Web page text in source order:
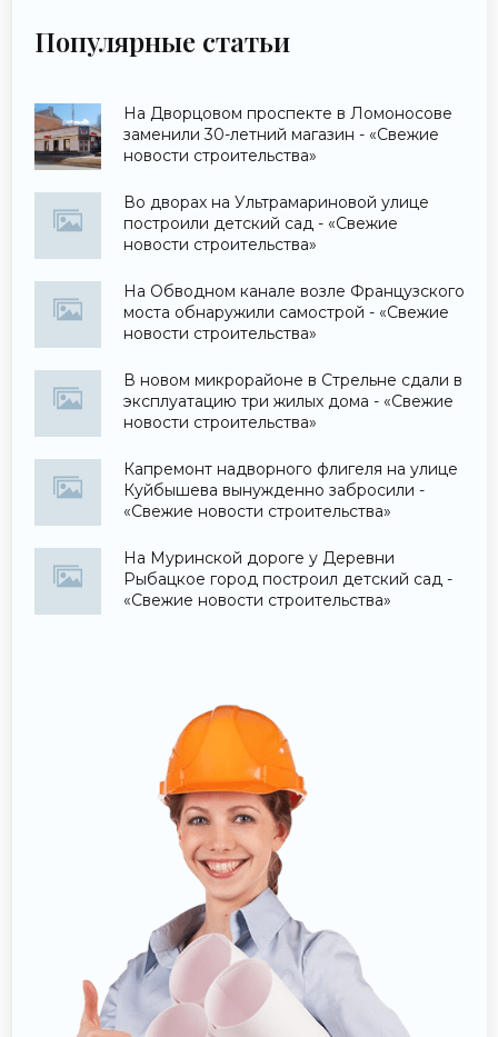
Популярные статьи
На Дворцовом проспекте в Ломоносове
заменили 30-летний магазин - «Свежие
новости строительства»
Во дворах на Ультрамариновой улице
построили детский сад - «Свежие
новости строительства»
На Обводном канале возле Французского
моста обнаружили самострой - «Свежие
новости строительства»
В новом микрорайоне в Стрельне сдали в
эксплуатацию три жилых дома - «Свежие
новости строительства»
Капремонт надворного флигеля на улице
Куйбышева вынужденно забросили -
«Свежие новости строительства»
На Муринской дороге у Деревни
Рыбацкое город построил детский сад -
«Свежие новости строительства»